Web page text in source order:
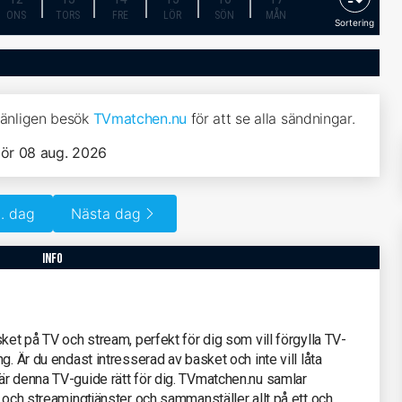
ONS TORS FRE LÖR SÖN MÅN
Sortering
besök TVmatchen.nu för att se alla sändningar.
08 aug. 2026
dag Nästa dag
info
på TV och stream, perfekt för dig som vill förgylla TV-
Är du endast intresserad av basket och inte vill låta
denna TV-guide rätt för dig. TVmatchen.nu samlar